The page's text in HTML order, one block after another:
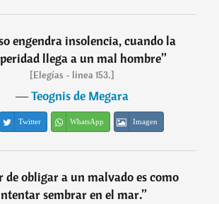
engendra insolencia, cuando la
llega a un mal hombre”
[Elegías - linea 153.]
―Teognis de Megara
Twitter WhatsApp Imagen
de obligar a un malvado es como
sembrar en el mar.”